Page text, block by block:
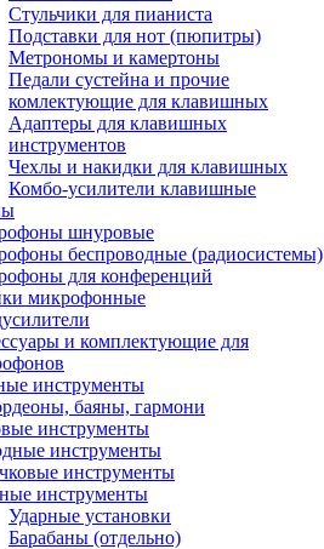
Стульчики для пианиста
Подставки для нот (пюпитры)
Метрономы и камертоны
Педали сустейна и прочие
комлектующие для клавишных
Адаптеры для клавишных
инструментов
Чехлы и накидки для клавишных
Комбо-усилители клавишные
шнуровые
беспроводные (радиосистемы)
для конференций
микрофонные
и комплектующие для
инструменты
баяны, гармони
инструменты
инструменты
инструменты
инструменты
Ударные установки
Барабаны (отдельно)